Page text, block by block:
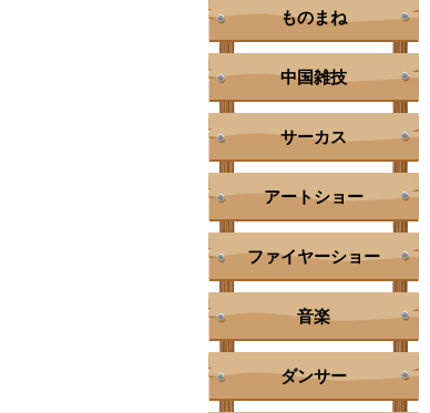
ものまね
中国雑技
サーカス
アートショー
ファイヤーショー
音楽
ダンサー